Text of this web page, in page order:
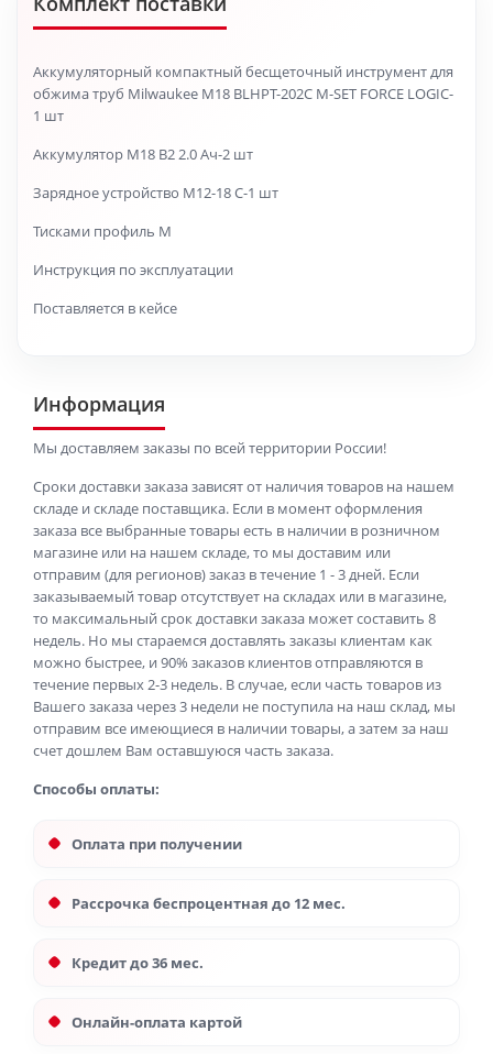
Аккумуляторный компактный бесщеточный инструмент для
обжима труб Milwaukee M18 BLHPT-202C M-SET FORCE LOGIC-
1 шт
Аккумулятор M18 B2 2.0 Ач-2 шт
Зарядное устройство M12-18 C-1 шт
Тисками профиль М
Инструкция по эксплуатации
Поставляется в кейсе
Информация
Мы доставляем заказы по всей территории России!
Сроки доставки заказа зависят от наличия товаров на нашем
складе и складе поставщика. Если в момент оформления
заказа все выбранные товары есть в наличии в розничном
магазине или на нашем складе, то мы доставим или
отправим (для регионов) заказ в течение 1 - 3 дней. Если
заказываемый товар отсутствует на складах или в магазине,
то максимальный срок доставки заказа может составить 8
недель. Но мы стараемся доставлять заказы клиентам как
можно быстрее, и 90% заказов клиентов отправляются в
течение первых 2-3 недель. В случае, если часть товаров из
Вашего заказа через 3 недели не поступила на наш склад, мы
отправим все имеющиеся в наличии товары, а затем за наш
счет дошлем Вам оставшуюся часть заказа.
Способы оплаты:
Оплата при получении
Рассрочка беспроцентная до 12 мес.
Кредит до 36 мес.
Онлайн-оплата картой